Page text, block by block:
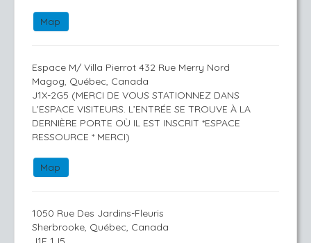
Map
Espace M/ Villa Pierrot 432 Rue Merry Nord
Magog, Québec, Canada
J1X-2G5 (MERCI DE VOUS STATIONNEZ DANS
L'ESPACE VISITEURS. L’ENTRÉE SE TROUVE À LA
DERNIÈRE PORTE OÙ IL EST INSCRIT *ESPACE
RESSOURCE * MERCI)
Map
1050 Rue Des Jardins-Fleuris
Sherbrooke, Québec, Canada